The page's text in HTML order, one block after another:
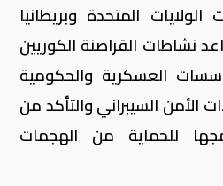
المتحدة وبريطانيا
نشاطات القراصنة الكوريين
العسكرية والحكومية
الأمن السيبراني والتأكد من
للحماية من الهجمات